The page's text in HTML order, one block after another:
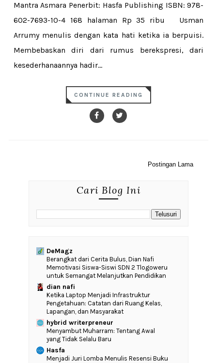
Mantra Asmara Penerbit: Hasfa Publishing ISBN: 978-
602-7693-10-4 168 halaman Rp 35 ribu Usman
Arrumy menulis dengan kata hati ketika ia berpuisi.
Membebaskan diri dari rumus berekspresi, dari
kesederhanaannya hadir...
CONTINUE READING
Postingan Lama
Cari Blog Ini
DeMagz
‎Berangkat dari Cerita Bulus, Dian Nafi
Memotivasi Siswa-Siswi SDN 2 Tlogoweru
untuk Semangat Melanjutkan Pendidikan
dian nafi
Ketika Laptop Menjadi Infrastruktur
Pengetahuan: Catatan dari Ruang Kelas,
Lapangan, dan Masyarakat
hybrid writerpreneur
Menyambut Muharram: Tentang Awal
yang Tidak Selalu Baru
Hasfa
Menjadi Juri Lomba Menulis Resensi Buku